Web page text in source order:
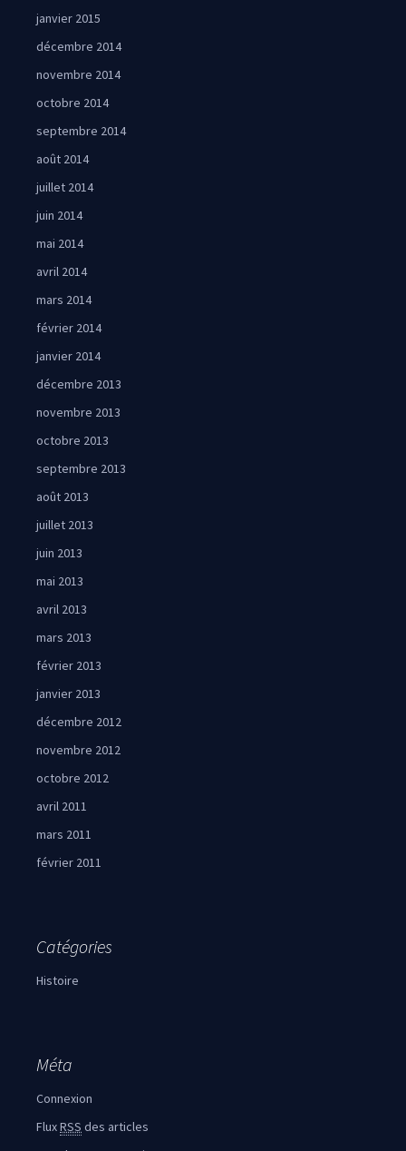
janvier 2015
décembre 2014
novembre 2014
octobre 2014
septembre 2014
août 2014
juillet 2014
juin 2014
mai 2014
avril 2014
mars 2014
février 2014
janvier 2014
décembre 2013
novembre 2013
octobre 2013
septembre 2013
août 2013
juillet 2013
juin 2013
mai 2013
avril 2013
mars 2013
février 2013
janvier 2013
décembre 2012
novembre 2012
octobre 2012
avril 2011
mars 2011
février 2011
Catégories
Histoire
Méta
Connexion
FluxRSS des articles